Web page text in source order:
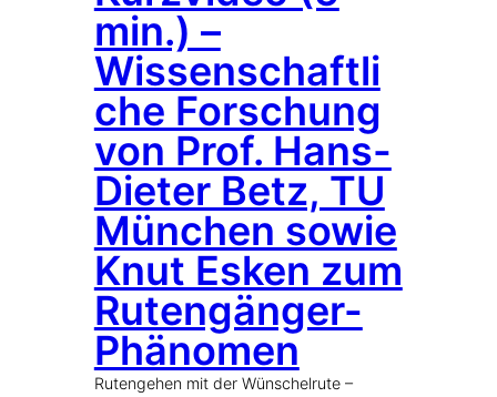
min.) –
Wissenschaftli
che Forschung
von Prof. Hans-
Dieter Betz, TU
München sowie
Knut Esken zum
Rutengänger-
Phänomen
Rutengehen mit der Wünschelrute –